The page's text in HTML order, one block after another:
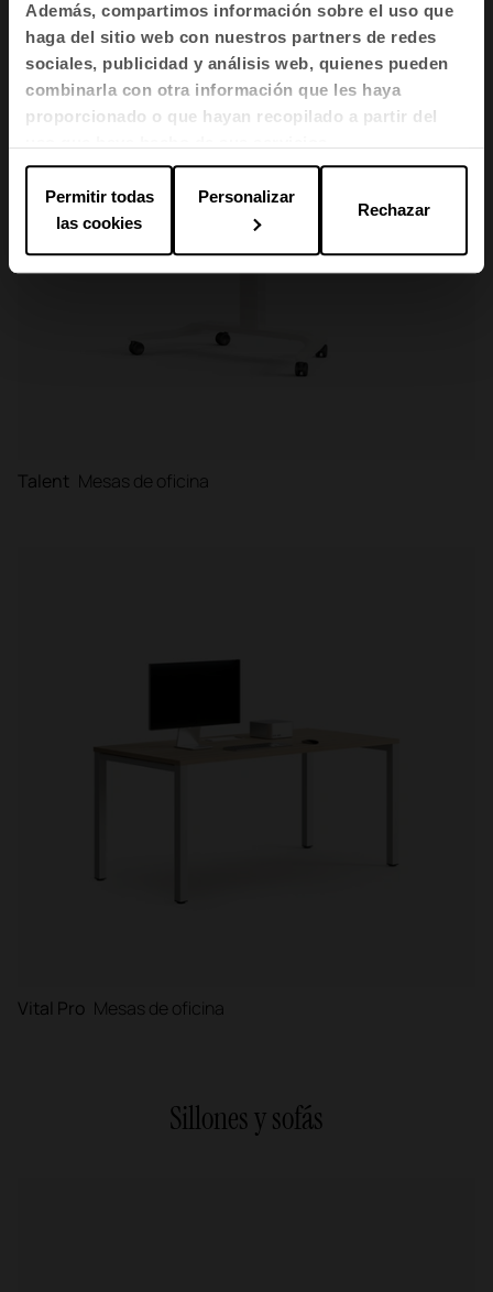
Además, compartimos información sobre el uso que
haga del sitio web con nuestros partners de redes
sociales, publicidad y análisis web, quienes pueden
combinarla con otra información que les haya
proporcionado o que hayan recopilado a partir del
Permitir todas
las cookies
Personalizar
Rechazar
Talent Mesas de oficina
Vital Pro Mesas de oficina
Sillones y sofás